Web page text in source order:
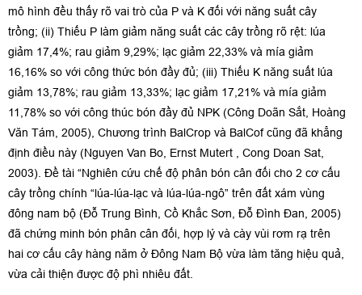
mô hình đều thấy rõ vai trò của P và K đối với năng suất cây
trồng; (ii) Thiếu P làm giảm năng suất các cây trồng rõ rệt: lúa
giảm 17,4%; rau giảm 9,29%; lạc giảm 22,33% và mía giảm
16,16% so với công thức bón đầy đủ; (iii) Thiếu K năng suất lúa
giảm 13,78%; rau giảm 13,33%; lạc giảm 17,21% và mía giảm
11,78% so với công thúc bón đầy đủ NPK (Công Doãn Sắt, Hoàng
Văn Tám, 2005), Chương trình BalCrop và BalCof cũng đã khẳng
định điều này (Nguyen Van Bo, Ernst Mutert , Cong Doan Sat,
2003). Đề tài “Nghiên cứu chế độ phân bón cân đối cho 2 cơ cấu
cây trồng chính “lúa-lúa-lạc và lúa-lúa-ngô” trên đất xám vùng
đông nam bộ (Đỗ Trung Bình, Cồ Khắc Sơn, Đỗ Đình Đan, 2005)
đã chứng minh bón phân cân đối, hợp lý và cày vùi rơm rạ trên
hai cơ cấu cây hàng năm ở Đông Nam Bộ vừa làm tăng hiệu quả,
vừa cải thiện được độ phì nhiêu đất.